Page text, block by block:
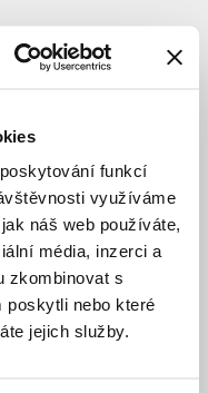
funkcí
využíváme
náš web používáte,
média, inzerci a
zkombinovat s
poskytli nebo které
jejich služby.